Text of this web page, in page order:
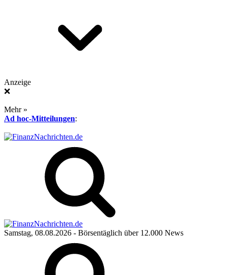
Anzeige
❌
Mehr »
Ad hoc-Mitteilungen:
Samstag, 08.08.2026 - Börsentäglich über 12.000 News